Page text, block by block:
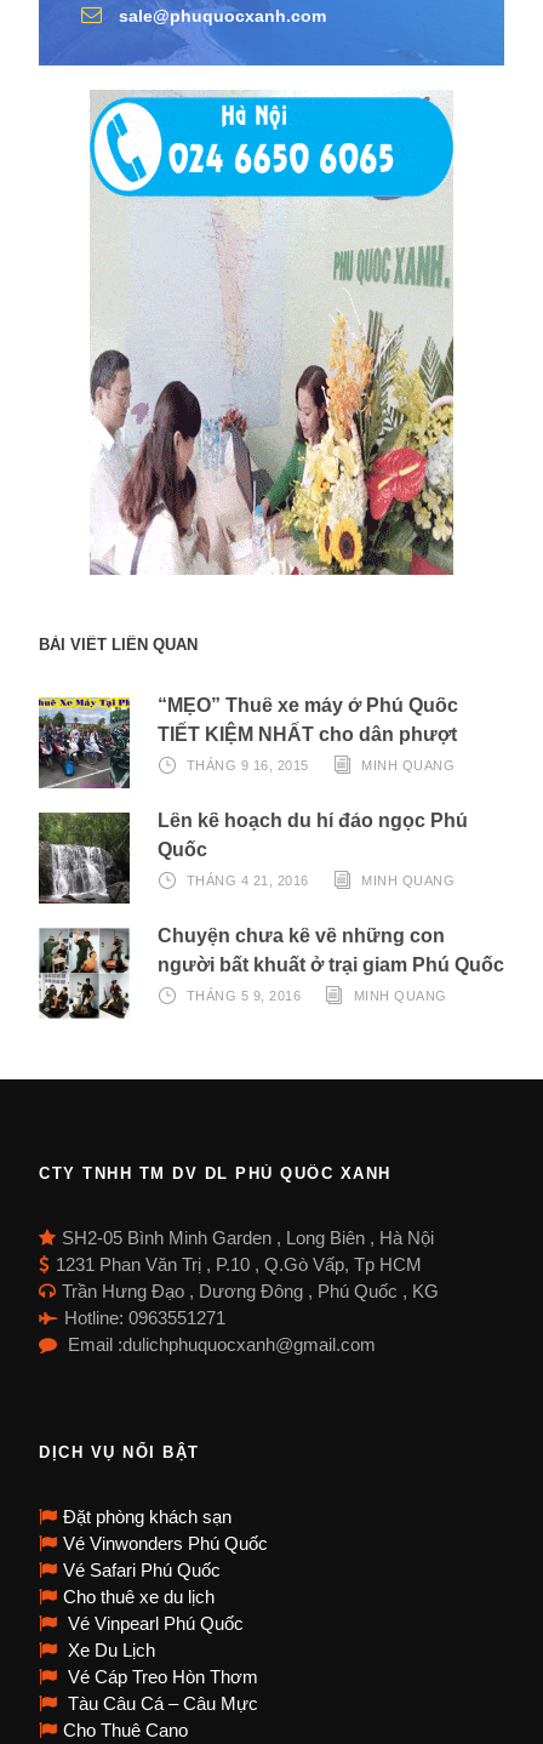
sale@phuquocxanh.com
BÀI VIẾT LIÊN QUAN
“MẸO” Thuê xe máy ở Phú Quốc
TIẾT KIỆM NHẤT cho dân phượt
THÁNG 9 16, 2015 MINH QUANG
Lên kế hoạch du hí đảo ngọc Phú
Quốc
THÁNG 4 21, 2016 MINH QUANG
Chuyện chưa kể về những con
người bất khuất ở trại giam Phú Quốc
THÁNG 5 9, 2016 MINH QUANG
CTY TNHH TM DV DL PHÚ QUỐC XANH
SH2-05 Bình Minh Garden , Long Biên , Hà Nội
1231 Phan Văn Trị , P.10 , Q.Gò Vấp, Tp HCM
Trần Hưng Đạo , Dương Đông , Phú Quốc , KG
Hotline: 0963551271
Email :dulichphuquocxanh@gmail.com
DỊCH VỤ NỔI BẬT
Đặt phòng khách sạn
Vé Vinwonders Phú Quốc
Vé Safari Phú Quốc
Cho thuê xe du lịch
Vé Vinpearl Phú Quốc
Xe Du Lịch
Vé Cáp Treo Hòn Thơm
Tàu Câu Cá – Câu Mực
Cho Thuê Cano